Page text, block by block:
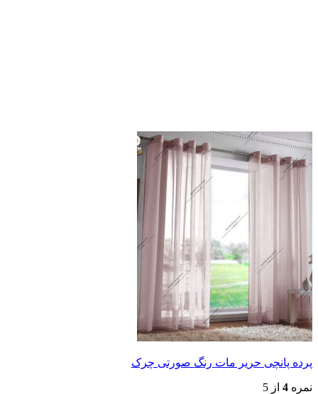
حریر مات رنگ صورتی چرک